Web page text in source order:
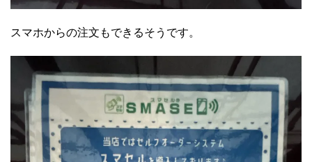
スマホからの注文もできるそうです。